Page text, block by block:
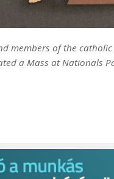
members of the
a Mass at Nationals